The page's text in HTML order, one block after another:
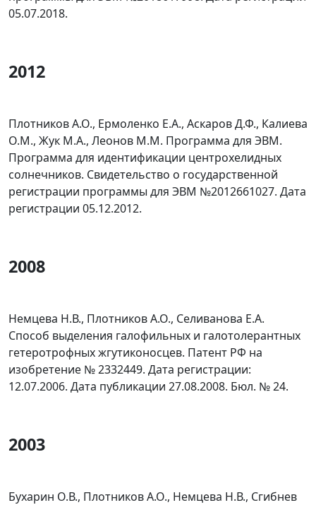
05.07.2018.
2012
Плотников А.О., Ермоленко Е.А., Аскаров Д.Ф., Калиева
О.М., Жук М.А., Леонов М.М. Программа для ЭВМ.
Программа для идентификации центрохелидных
солнечников. Свидетельство о государственной
регистрации программы для ЭВМ №2012661027. Дата
регистрации 05.12.2012.
2008
Немцева Н.В., Плотников А.О., Селиванова Е.А.
Способ выделения галофильных и галотолерантных
гетеротрофных жгутиконосцев. Патент РФ на
изобретение № 2332449. Дата регистрации:
12.07.2006. Дата публикации 27.08.2008. Бюл. № 24.
2003
Бухарин О.В., Плотников А.О., Немцева Н.В., Сгибнев